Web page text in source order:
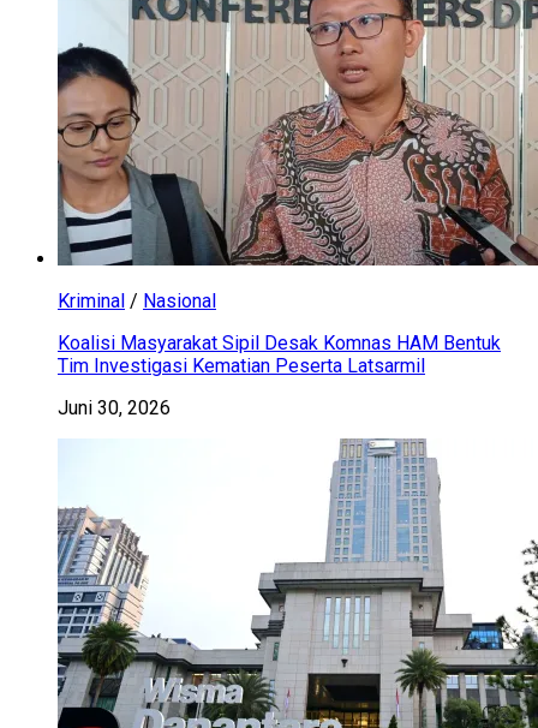
Kriminal / Nasional
Koalisi Masyarakat Sipil Desak Komnas HAM Bentuk
Tim Investigasi Kematian Peserta Latsarmil
Juni 30, 2026